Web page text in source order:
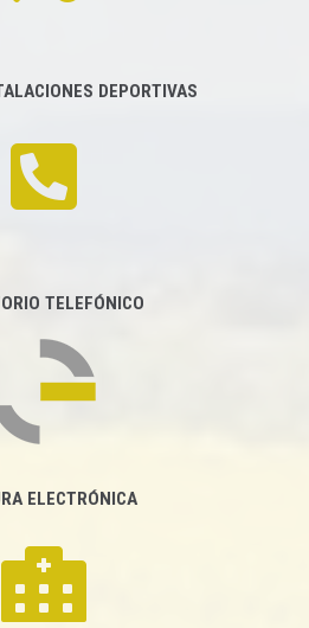
DEPORTIVAS
TELEFÓNICO
ELECTRÓNICA